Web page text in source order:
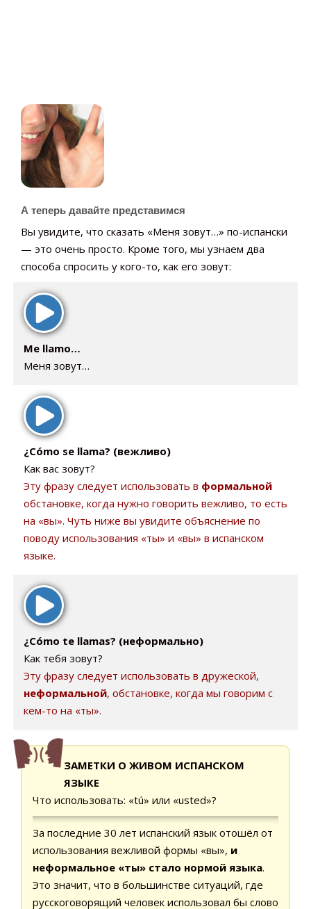
А теперь давайте представимся
Вы увидите, что сказать «Меня зовут…» по-испански
— это очень просто. Кроме того, мы узнаем два
способа спросить у кого-то, как его зовут:
Me llamo…
Меня зовут…
¿Cómo se llama? (вежливо)
Как вас зовут?
Эту фразу следует использовать в формальной
обстановке, когда нужно говорить вежливо, то есть
на «вы». Чуть ниже вы увидите объяснение по
поводу использования «ты» и «вы» в испанском
языке.
¿Cómo te llamas? (неформально)
Как тебя зовут?
Эту фразу следует использовать в дружеской,
неформальной, обстановке, когда мы говорим с
кем-то на «ты».
ЗАМЕТКИ О ЖИВОМ ИСПАНСКОМ
ЯЗЫКЕ
Что использовать: «tú» или «usted»?
За последние 30 лет испанский язык отошёл от
использования вежливой формы «вы», и
неформальное «ты» стало нормой языка.
Это значит, что в большинстве ситуаций, где
русскоговорящий человек использовал бы слово